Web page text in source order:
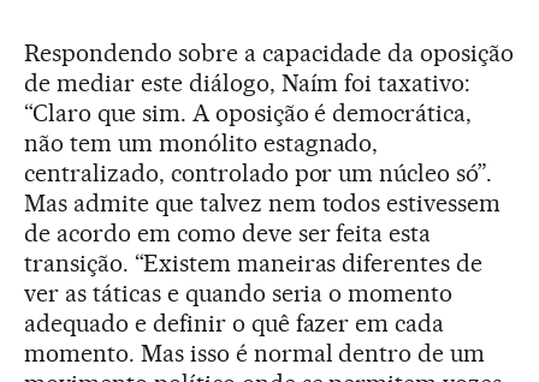
Respondendo sobre a capacidade da oposição
de mediar este diálogo, Naím foi taxativo:
“Claro que sim. A oposição é democrática,
não tem um monólito estagnado,
centralizado, controlado por um núcleo só”.
Mas admite que talvez nem todos estivessem
de acordo em como deve ser feita esta
transição. “Existem maneiras diferentes de
ver as táticas e quando seria o momento
adequado e definir o quê fazer em cada
momento. Mas isso é normal dentro de um